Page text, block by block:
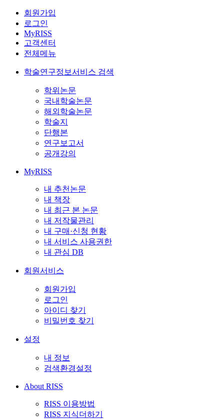
회원가입
로그인
MyRISS
고객센터
전체메뉴
학술연구정보서비스 검색
학위논문
국내학술논문
해외학술논문
학술지
단행본
연구보고서
공개강의
MyRISS
내 추천논문
내 책장
내 최근 본 논문
내 저작물관리
내 구매·신청 현황
내 서비스 사용권한
내 관심 DB
회원서비스
회원가입
로그인
아이디 찾기
비밀번호 찾기
설정
내 정보
검색환경설정
About RISS
RISS 이용방법
RISS 지식더하기